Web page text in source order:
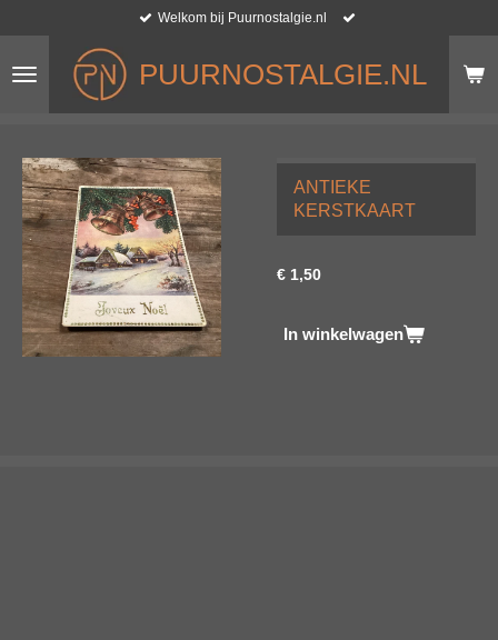
naar
hoofdinhoud
PUURNOSTALGIE.NL
Welkom bij Puurnostalgie.nl
ANTIEKE
KERSTKAART
€ 1,50
In winkelwagen